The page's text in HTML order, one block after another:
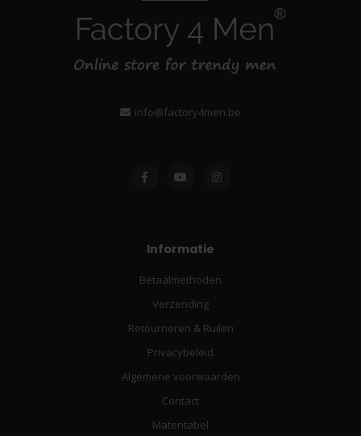
info@factory4men.be
Informatie
Betaalmethoden
Verzending
Retourneren & Ruilen
Privacybeleid
Algemene voorwaarden
Contact
Matentabel